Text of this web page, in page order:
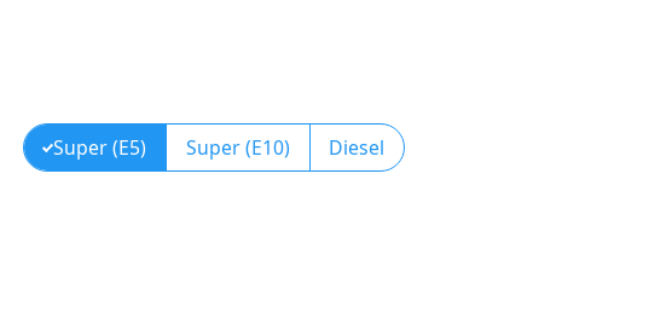
Super (E5) Super (E10) Diesel